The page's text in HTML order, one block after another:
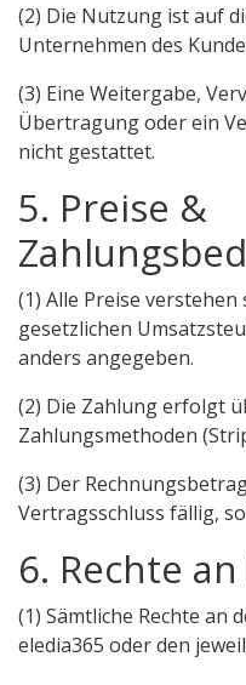
(2) Die Nutzung ist auf
Unternehmen des
(3) Eine Weitergabe,
Übertragung oder ein
nicht gestattet.
5. Preise &
(1) Alle Preise
gesetzlichen
anders angegeben.
(2) Die Zahlung erfolgt
Zahlungsmethoden
(3) Der
Vertragsschluss fällig,
6. Rechte
(1) Sämtliche Rechte an
eledia365 oder den